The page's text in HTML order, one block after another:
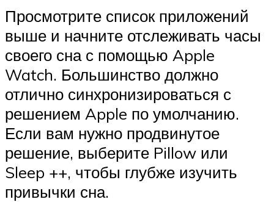
Просмотрите список приложений
выше и начните отслеживать часы
своего сна с помощью Apple
Watch. Большинство должно
отлично синхронизироваться с
решением Apple по умолчанию.
Если вам нужно продвинутое
решение, выберите Pillow или
Sleep ++, чтобы глубже изучить
привычки сна.